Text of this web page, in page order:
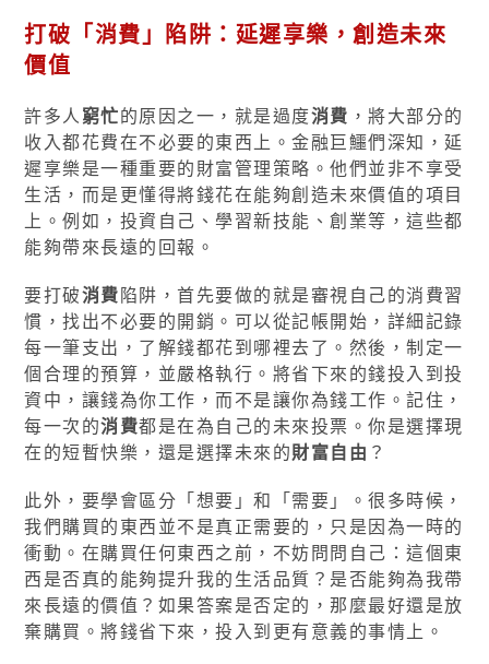
打破「消費」陷阱：延遲享樂，創造未來
價值
許多人窮忙的原因之一，就是過度消費 ，將大部分的
收入都花費在不必要的東西上。金融巨鱷們深知，延
遲享樂是一種重要的財富管理策略。他們並非不享受
生活，而是更懂得將錢花在能夠創造未來價值的項目
上。例如，投資自己、學習新技能、創業等，這些都
能夠帶來長遠的回報。
要打破消費陷阱，首先要做的就是審視自己的消費習
慣，找出不必要的開銷。可以從記帳開始，詳細記錄
每一筆支出，了解錢都花到哪裡去了。然後，制定一
個合理的預算，並嚴格執行。將省下來的錢投入到投
資中，讓錢為你工作，而不是讓你為錢工作。記住，
每一次的消費都是在為自己的未來投票。你是選擇現
在的短暫快樂，還是選擇未來的財富自由 ？
此外，要學會區分「想要」和「需要」。很多時候，
我們購買的東西並不是真正需要的，只是因為一時的
衝動。在購買任何東西之前，不妨問問自己：這個東
西是否真的能夠提升我的生活品質？是否能夠為我帶
來長遠的價值？如果答案是否定的，那麼最好還是放
棄購買。將錢省下來，投入到更有意義的事情上。